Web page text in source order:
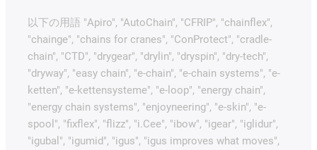
以下の用語 "Apiro", "AutoChain", "CFRIP", "chainflex",
"chainge", "chains for cranes", "ConProtect", "cradle-
chain", "CTD", "drygear", "drylin", "dryspin", "dry-tech",
"dryway", "easy chain", "e-chain", "e-chain systems", "e-
ketten", "e-kettensysteme", "e-loop", "energy chain",
"energy chain systems", "enjoyneering", "e-skin", "e-
spool", "fixflex", "flizz", "i.Cee", "ibow", "igear", "iglidur",
"igubal", "igumid", "igus", "igus improves what moves",